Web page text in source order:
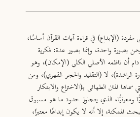
(الإبداع) في قراءة آيات القرآن أساسًا،
بصورة واحدة، وإنما بصور عدة: فكرية
دام أن ناظمه الأصلي الكلي (الإمكان)، وهو
الراشدة)، لا (التقليد والحجر القهري)، ومن
سماها المتن الطهائي بـ(الاختراع والابتكار
ومعرفيًّا، الذي يتجاوز حدود ما هو مسبوق
الممكنة، إلا أنه لا يكون إبداعًا معتبرًا،